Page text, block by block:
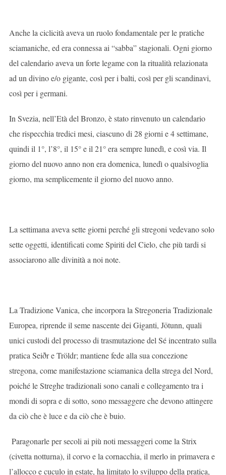
Anche la ciclicità aveva un ruolo fondamentale per le pratiche
sciamaniche, ed era connessa ai “sabba” stagionali. Ogni giorno
del calendario aveva un forte legame con la ritualità relazionata
ad un divino e/o gigante, così per i balti, così per gli scandinavi,
così per i germani.
In Svezia, nell’Età del Bronzo, è stato rinvenuto un calendario
che rispecchia tredici mesi, ciascuno di 28 giorni e 4 settimane,
quindi il 1°, l’8°, il 15° e il 21° era sempre lunedì, e così via. Il
giorno del nuovo anno non era domenica, lunedì o qualsivoglia
giorno, ma semplicemente il giorno del nuovo anno.
La settimana aveva sette giorni perché gli stregoni vedevano solo
sette oggetti, identificati come Spiriti del Cielo, che più tardi si
associarono alle divinità a noi note.
La Tradizione Vanica, che incorpora la Stregoneria Tradizionale
Europea, riprende il seme nascente dei Giganti, Jötunn, quali
unici custodi del processo di trasmutazione del Sé incentrato sulla
pratica Seiðr e Tröldr; mantiene fede alla sua concezione
stregona, come manifestazione sciamanica della strega del Nord,
poiché le Streghe tradizionali sono canali e collegamento tra i
mondi di sopra e di sotto, sono messaggere che devono attingere
da ciò che è luce e da ciò che è buio.
Paragonarle per secoli ai più noti messaggeri come la Strix
(civetta notturna), il corvo e la cornacchia, il merlo in primavera e
l’allocco e cuculo in estate, ha limitato lo sviluppo della pratica,